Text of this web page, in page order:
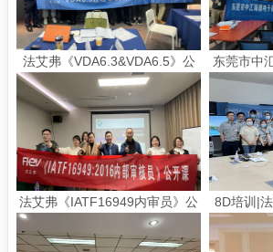
法艾弗《VDA6.3&VDA6.5》公
开课
东莞市中
法艾弗《IATF16949内审员》公
8D培训|